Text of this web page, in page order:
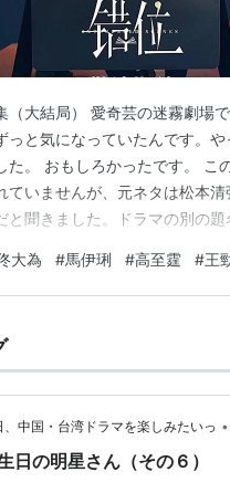
（大結局） 愛奇芸の迷霧劇場
っと気になっていたんです。や
た。 おもしろかったです。 こ
ていませんが、元ネタは松本
と聞きました。ドラマの別の題
すね。 「渡された場面」はも
りますが、覚えているのは小
ました。 何しろ元ネタ松本清張
の韓三平、ミステリ好きとし
大為 #馬伊琍 #高至霆 #王
、中国・台湾ドラマを楽しみたいっ •
日の明星さん（その６）